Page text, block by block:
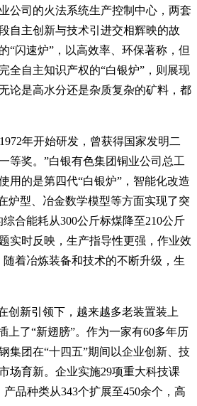
公司的火法系统生产控制中心，两套
自主创新与技术引进交相辉映的故
“闪速炉”，以高效率、环保著称，但
全自主知识产权的“白银炉”，则展现
论是高水分还是杂质复杂的矿料，都
年开始研发，曾获得国家发明二
等奖。”白银有色集团铜业公司总工
用的是第四代“白银炉”，智能化改造
炉型、冶金数学模型等方面实现了突
合能耗从300公斤标煤降至210公斤
实时反映，生产指导性更强，作业效
着冶炼装备和技术的不断升级，生
创新引领下，越来越多老装置装上
上了“新翅膀”。作为一家有60多年历
集团在“十四五”期间以企业创新、技
场育新。企业实施29项重大科技课
品种类从343个扩展至450余个，高